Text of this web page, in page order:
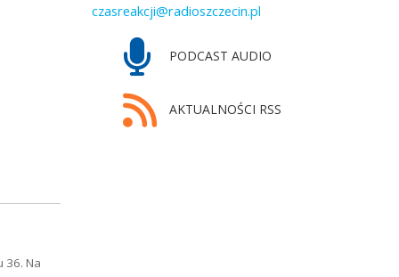
czasreakcji@radioszczecin.pl
PODCAST AUDIO
AKTUALNOŚCI RSS
36. Na